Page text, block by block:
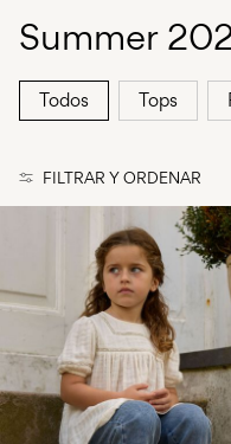
Summer
Todos Tops
FILTRAR Y ORDENAR